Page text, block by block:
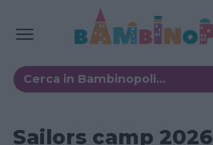
Sailors camp 2026